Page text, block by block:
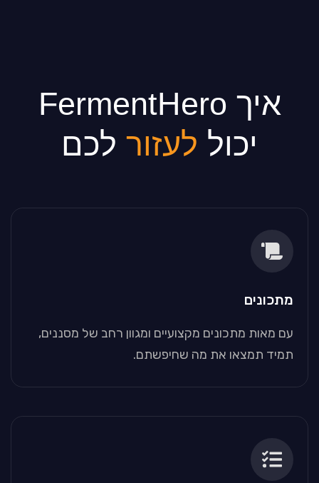
איך FermentHero
יכול לעזור לכם
מתכונים
עם מאות מתכונים מקצועיים ומגוון רחב של מסננים,
תמיד תמצאו את מה שחיפשתם.